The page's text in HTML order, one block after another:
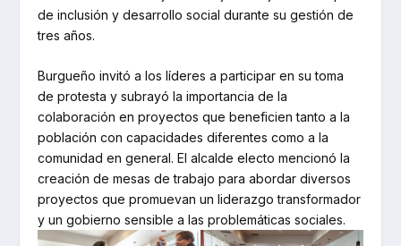
de inclusión y desarrollo social durante su gestión de
tres años.
Burgueño invitó a los líderes a participar en su toma
de protesta y subrayó la importancia de la
colaboración en proyectos que beneficien tanto a la
población con capacidades diferentes como a la
comunidad en general. El alcalde electo mencionó la
creación de mesas de trabajo para abordar diversos
proyectos que promuevan un liderazgo transformador
y un gobierno sensible a las problemáticas sociales.